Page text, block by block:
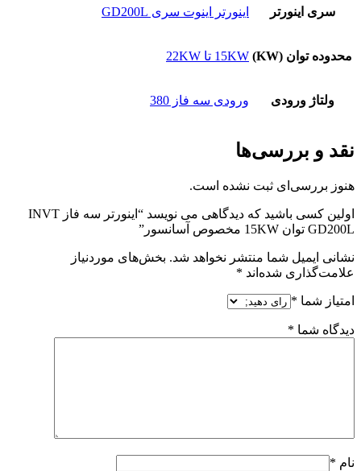
سری اینورتر اینورتر اینوت سری GD200L
محدوده توان (KW) 15KW تا 22KW
ولتاژ ورودی ورودی سه فاز 380
نقد و بررسی‌ها
هنوز بررسی‌ای ثبت نشده است.
اولین کسی باشید که دیدگاهی می نویسد “اینورتر سه فاز INVT
GD200L توان 15KW مخصوص آسانسور”
نشانی ایمیل شما منتشر نخواهد شد. بخش‌های موردنیاز
علامت‌گذاری شده‌اند *
امتیاز شما *
دیدگاه شما *
نام *